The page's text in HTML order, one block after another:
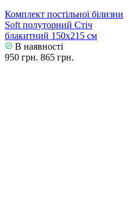
Комплект постільної білизни
Soft полуторний Стіч
блакитний 150х215 см
В наявності
950 грн. 865 грн.